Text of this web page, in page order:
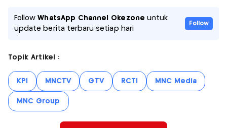
FollowWhatsApp Channel Okezone untuk
update berita terbaru setiap hari
Follow
Topik Artikel :
KPI MNCTV GTV RCTI MNC Media
MNC Group